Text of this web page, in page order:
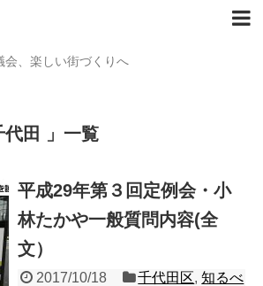
、楽しい街づくりへ
田 一覧
平成29年第３回定例会・小
林たかや一般質問内容(全
文）
2017/10/18 千代田区,知るべ